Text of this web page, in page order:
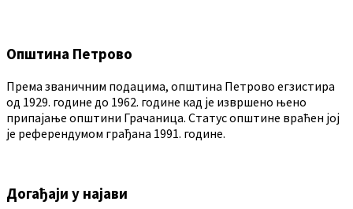
Општина Петрово
Према званичним подацима, општина Петрово егзистира
од 1929. године до 1962. године кад је извршено њено
припајање општини Грачаница. Статус општине враћен јој
је референдумом грађана 1991. године.
Догађаји у најави